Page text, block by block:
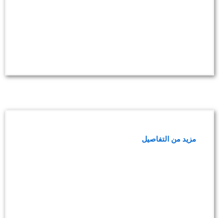
مزيد من التفاصيل